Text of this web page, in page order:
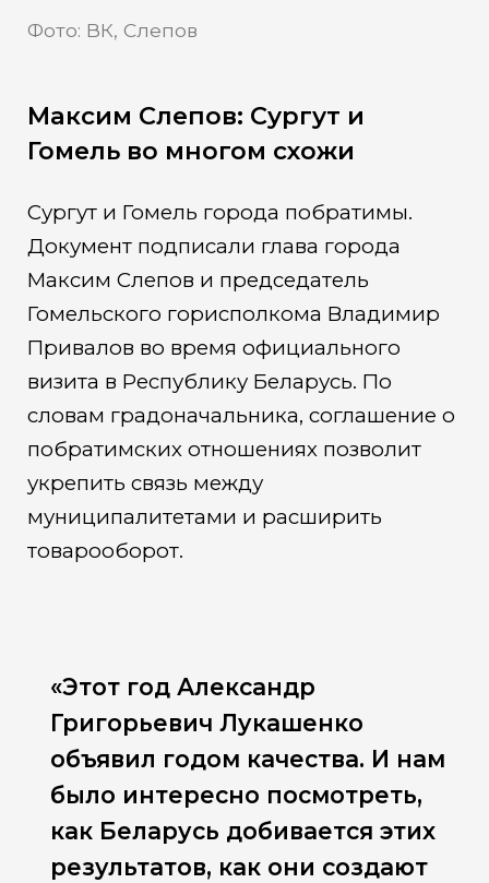
Фото: ВК, Слепов
Максим Слепов: Сургут и
Гомель во многом схожи
Сургут и Гомель города побратимы.
Документ подписали глава города
Максим Слепов и председатель
Гомельского горисполкома Владимир
Привалов во время официального
визита в Республику Беларусь. По
словам градоначальника, соглашение о
побратимских отношениях позволит
укрепить связь между
муниципалитетами и расширить
товарооборот.
«Этот год Александр
Григорьевич Лукашенко
объявил годом качества. И нам
было интересно посмотреть,
как Беларусь добивается этих
результатов, как они создают